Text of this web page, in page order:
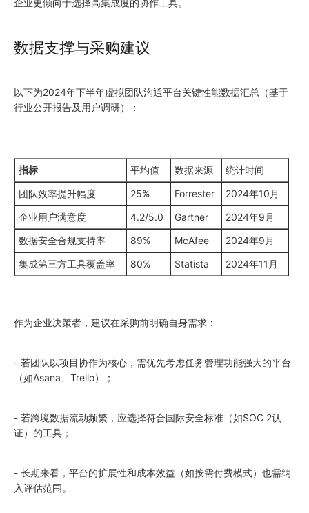
数据支撑与采购建议
以下为2024年下半年虚拟团队沟通平台关键性能数据汇总（基于
行业公开报告及用户调研）：
指标 平均值 数据来源
统计时间
团队效率提升幅度
25% Forrester
2024年10月
企业用户满意度
4.2/5.0 Gartner
2024年9月
数据安全合规支持率
89% McAfee
2024年9月
集成第三方工具覆盖率
80% Statista 2024年11月
作为企业决策者，建议在采购前明确自身需求：
- 若团队以项目协作为核心，需优先考虑任务管理功能强大的平台
（如Asana、Trello）；
- 若跨境数据流动频繁，应选择符合国际安全标准（如SOC 2认
证）的工具；
- 长期来看，平台的扩展性和成本效益（如按需付费模式）也需纳
入评估范围。